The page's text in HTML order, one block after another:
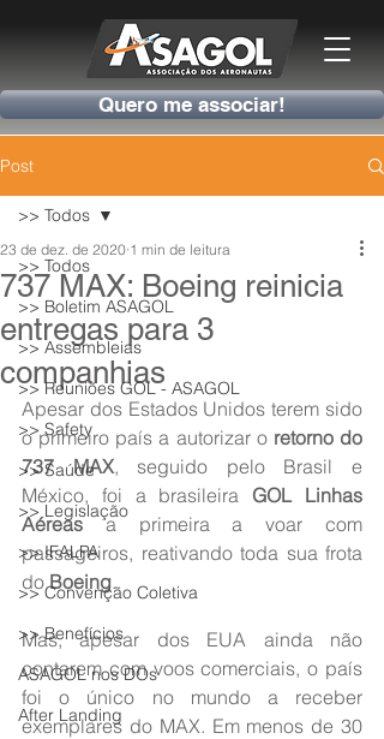
Quero me associar!
Post
>> Todos
>> Boletim ASAGOL
>> Assembleias
>> Reuniões GOL - ASAGOL
>> Safety
>> Saúde
>> Legislação
>> IFALPA
>> Convenção Coletiva
>> Benefícios
ASAGOL nos DOs
After Landing
>> Todos
737 MAX: Boeing reinicia
entregas para 3
companhias
23 de dez. de 2020 1 min de leitura
Apesar dos Estados Unidos terem sido
o primeiro país a autorizar o retorno do
737 MAX, seguido pelo Brasil e
México, foi a brasileira GOL Linhas
Aéreas a primeira a voar com
passageiros, reativando toda sua frota
do Boeing.
Mas, apesar dos EUA ainda não
contarem com voos comerciais, o país
foi o único no mundo a receber
exemplares do MAX. Em menos de 30